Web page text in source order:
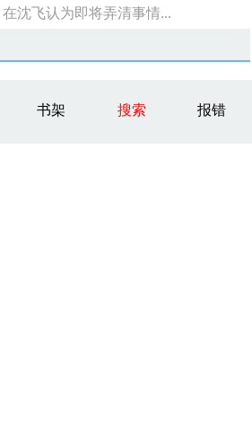
沈飞认为即将弄清事情...
书架 搜索 报错